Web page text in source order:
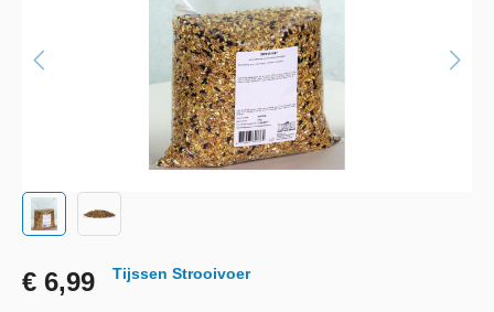
€ 6,99 Tijssen Strooivoer